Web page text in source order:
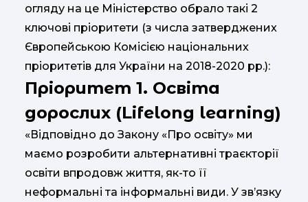
огляду на це Міністерство обрало такі 2
ключові пріоритети (з числа затверджених
Європейською Комісією національних
пріоритетів для України на 2018-2020 рр.):
Пріоритет 1. Освіта
дорослих (Lifelong learning)
«Відповідно до Закону «Про освіту» ми
маємо розробити альтернативні траєкторії
освіти впродовж життя, як-то її
неформальні та інформальні види. У зв’язку